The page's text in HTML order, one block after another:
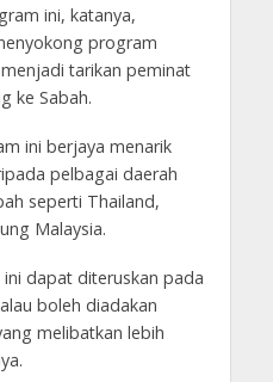
ini, katanya,
program
tarikan peminat
ke Sabah.
ini berjaya menarik
pelbagai daerah
seperti Thailand,
Malaysia.
dapat diteruskan pada
boleh diadakan
melibatkan lebih